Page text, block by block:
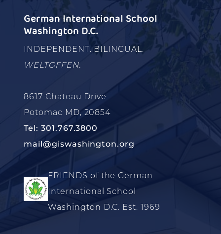
German International School
Washington D.C.
INDEPENDENT. BILINGUAL.
WELTOFFEN.
8617 Chateau Drive
Potomac MD, 20854
Tel: 301.767.3800
mail@giswashington.org
FRIENDS of the German
International School
Washington D.C. Est. 1969